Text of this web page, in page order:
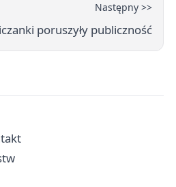
Następny >>
poruszyły publiczność